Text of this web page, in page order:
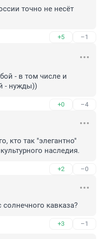
точно не несёт
+5 –1
- в том числе и
- нужды))
+0 –4
кто так "элегантно"
наследия.
+2 –0
кавказа?
+3 –1